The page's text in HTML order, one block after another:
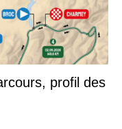
profil des